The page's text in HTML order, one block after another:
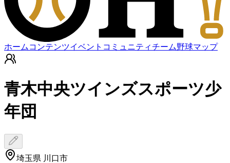
ホーム コンテンツイベント コミュニティチーム野球マップ
青木中央ツインズスポーツ少
年団
埼玉県 川口市